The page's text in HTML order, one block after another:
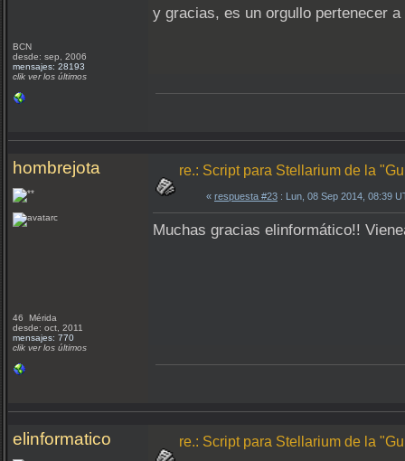
BCN
desde: sep, 2006
mensajes: 28193
clik ver los últimos
y gracias, es un orgullo pertenecer
hombrejota
46 Mérida
desde: oct, 2011
mensajes: 770
clik ver los últimos
re.: Script para Stellarium de la
« respuesta #23 : Lun, 08 Sep 2014, 08:39
Muchas gracias elinformático!!
elinformatico re.: Script para Stellarium de la